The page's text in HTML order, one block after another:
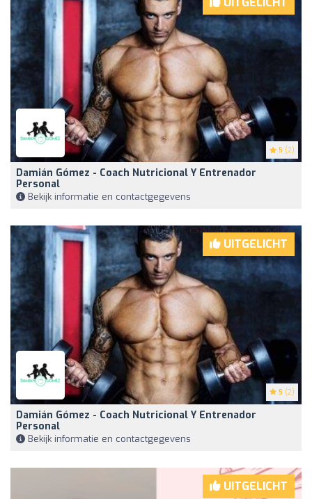
5 (2)
Damián Gómez - Coach Nutricional Y Entrenador
Personal
Bekijk informatie en contactgegevens
UITGELICHT
5 (2)
Damián Gómez - Coach Nutricional Y Entrenador
Personal
Bekijk informatie en contactgegevens
UITGELICHT